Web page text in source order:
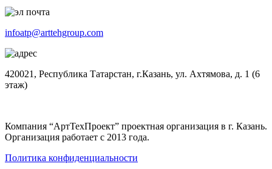
infoatp@arttehgroup.com
420021, Республика Татарстан, г.Казань, ул. Ахтямова, д. 1 (6
этаж)
Компания “АртТехПроект” проектная организация в г. Казань.
Организация работает с 2013 года.
Политика конфиденциальности